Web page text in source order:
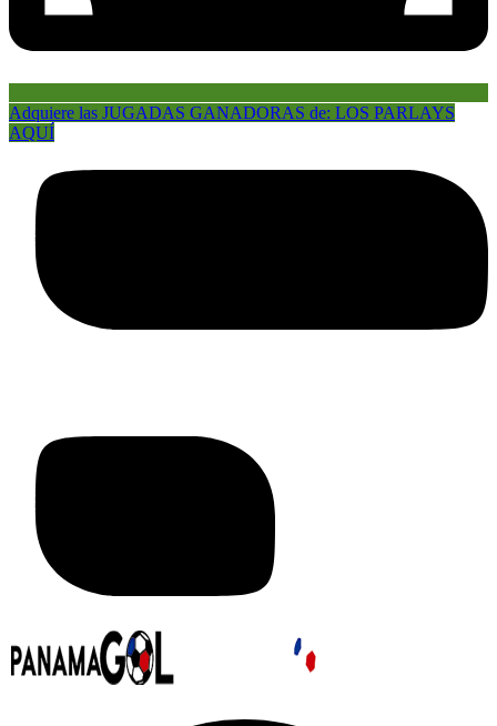
Adquiere las JUGADAS GANADORAS de: LOS PARLAYS
AQUÍ